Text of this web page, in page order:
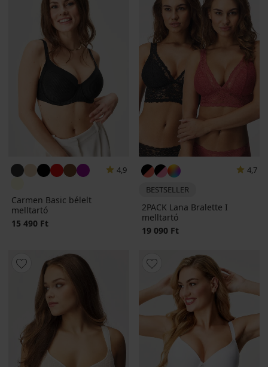
4,9
Carmen Basic bélelt
melltartó
15 490 Ft
4,7
BESTSELLER
2PACK Lana Bralette I
melltartó
19 090 Ft